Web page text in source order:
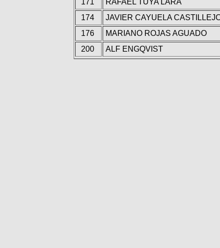
171
RAFAEL TUYA LARA
174
JAVIER CAYUELA
176
MARIANO ROJAS AGUADO
200
ALF ENGQVIST